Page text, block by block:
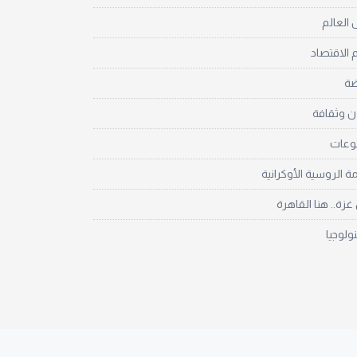
العالم
الاقتصاد
وثقافة
الروسية الأوكرانية
هنا القاهرة